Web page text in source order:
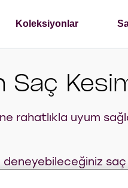
Koleksiyonlar
Saç
rahatlıkla uyum
tercihleri